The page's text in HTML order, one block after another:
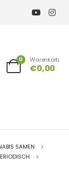
0 Warenkorb
€0,00
SAMEN